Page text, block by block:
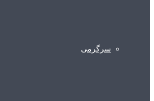
سرگرمی